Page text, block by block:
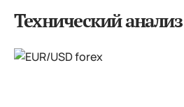
Технический